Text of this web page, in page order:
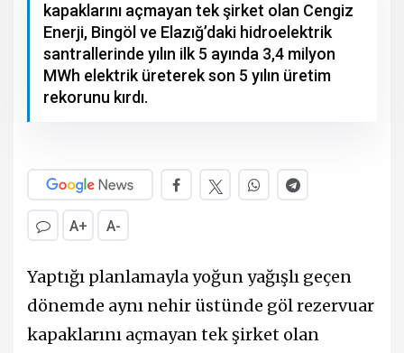
kapaklarını açmayan tek şirket olan Cengiz
Enerji, Bingöl ve Elazığ’daki hidroelektrik
santrallerinde yılın ilk 5 ayında 3,4 milyon
MWh elektrik üreterek son 5 yılın üretim
rekorunu kırdı.
A+ A-
Yaptığı planlamayla yoğun yağışlı geçen
dönemde aynı nehir üstünde göl rezervuar
kapaklarını açmayan tek şirket olan